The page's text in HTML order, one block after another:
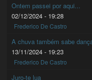
Ontem passei por aqui...
02/12/2024 - 19:28
Frederico De Castro
A chuva também sabe
13/11/2024 - 19:23
Frederico De Castro
Juro-te lua